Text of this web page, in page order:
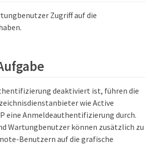
Zugriff auf die
deaktiviert ist, führen die
wie Active
eine Anmeldeauthentifizierung durch.
Wartungbenutzer können zusätzlich zu
Benutzern auf die grafische